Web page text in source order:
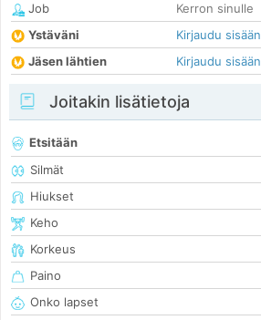
Job
Kerron sinulle
Ystäväni
Kirjaudu sisään
Jäsen lähtien
Kirjaudu sisään
Joitakin lisätietoja
Etsitään
Silmät
Hiukset
Keho
Korkeus
Paino
Onko lapset